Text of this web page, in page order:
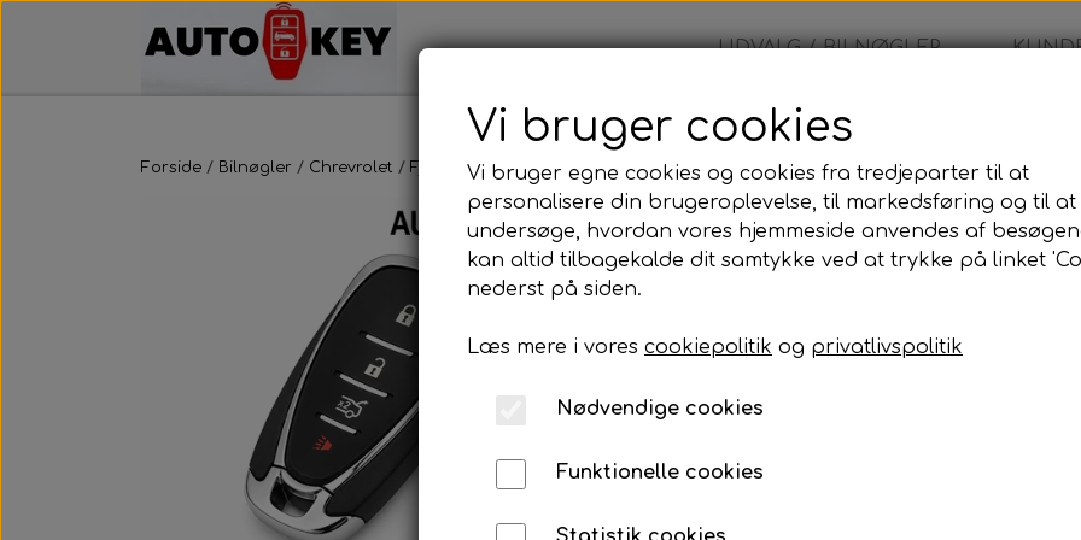
UDVALG / BILNØGLER
Forside Bilnøgler Chrevrolet Fjernbetjening Chevrolet - Fjernbetjening
Chevrolet -
2.265,00 kr.
Komplet bilnøgle inkl. skæring og
Når du bestiller denne bilnøgle, leveres den
programmeret og testet, så den er klar til brug på
Programmeringen kan udføres på den adresse,
til din adresse eller udføre arbejdet på vores
Prisen inkluderer:
Vi bruger cookies
Vi bruger egne cookies og cookies fra tredjeparter til at
personalisere din brugeroplevelse, til markedsføring og til at
undersøge, hvordan vores hjemmeside anvendes af
kan altid tilbagekalde dit samtykke ved at trykke på linket
nederst på siden.
Læs mere i vores cookiepolitik og privatlivspolitik
Nødvendige cookies
Funktionelle cookies